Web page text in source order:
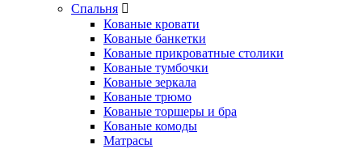
Спальня
Кованые кровати
Кованые банкетки
Кованые прикроватные столики
Кованые тумбочки
Кованые зеркала
Кованые трюмо
Кованые торшеры и бра
Кованые комоды
Матрасы